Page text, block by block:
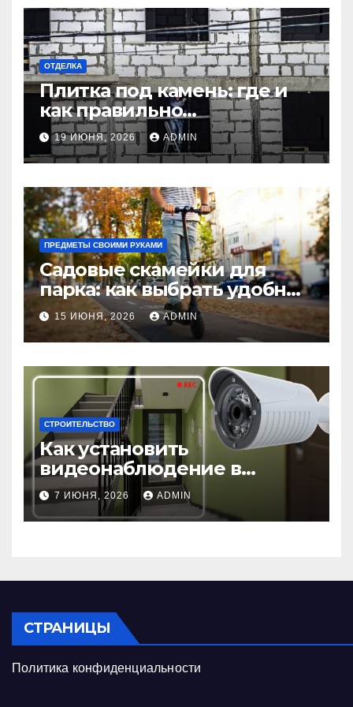
ОТДЕЛКА
Плитка под камень: где и
как правильно
использовать в интерьере
комнаты?
19 ИЮНЯ, 2026 ADMIN
ПРЕДМЕТЫ СВОИМИ РУКАМИ
Садовые скамейки для
парка: как выбрать удобные
и долговечные модели
Madmetal.ru
15 ИЮНЯ, 2026 ADMIN
СТРОИТЕЛЬСТВО
Как установить
видеонаблюдение в
подъезде: пошаговая
инструкция и советы
7 ИЮНЯ, 2026 ADMIN
СТРАНИЦЫ
Политика конфиденциальности